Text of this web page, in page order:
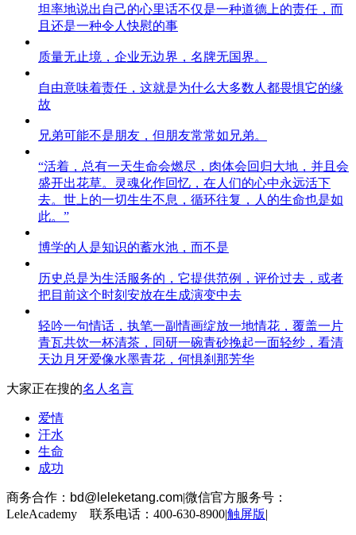
坦率地说出自己的心里话不仅是一种道德上的责任，而
且还是一种令人快慰的事
质量无止境，企业无边界，名牌无国界。
自由意味着责任，这就是为什么大多数人都畏惧它的缘
故
兄弟可能不是朋友，但朋友常常如兄弟。
“活着，总有一天生命会燃尽，肉体会回归大地，并且会
盛开出花草。灵魂化作回忆，在人们的心中永远活下
去。世上的一切生生不息，循环往复，人的生命也是如
此。”
博学的人是知识的蓄水池，而不是
历史总是为生活服务的，它提供范例，评价过去，或者
把目前这个时刻安放在生成演变中去
轻吟一句情话，执笔一副情画绽放一地情花，覆盖一片
青瓦共饮一杯清茶，同研一碗青砂挽起一面轻纱，看清
天边月牙爱像水墨青花，何惧刹那芳华
大家正在搜的名人名言
爱情
汗水
生命
成功
商务合作： bd@leleketang.com|微信官方服务号：
LeleAcademy 联系电话：400-630-8900|触屏版|